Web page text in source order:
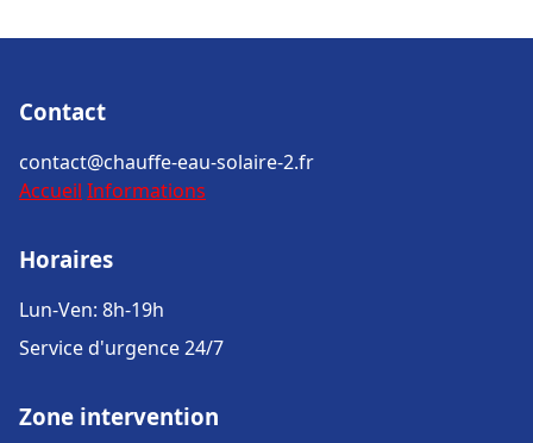
Contact
contact@chauffe-eau-solaire-2.fr
Accueil Informations
Horaires
Lun-Ven: 8h-19h
Service d'urgence 24/7
Zone intervention